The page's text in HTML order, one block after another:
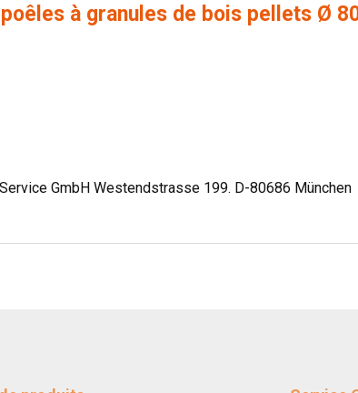
à granules de bois pellets Ø
GmbH Westendstrasse 199. D-80686 München